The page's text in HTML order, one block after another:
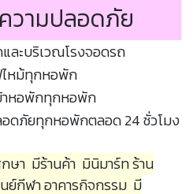
วามปลอดภัย
ละบริเวณโรงจอดรถ
หม้ทุกหอพัก
าหอพักทุกหอพัก
อดภัยทุกหอพักตลอด 24 ชั่วโมง
า มีร้านค้า มินิมาร์ท ร้าน
ย์กีฬา อาคารกิจกรรม มี